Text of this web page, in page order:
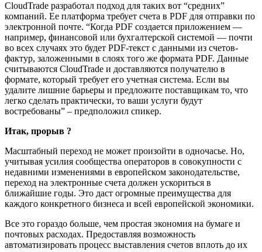
CloudTrade разработал подход для таких вот “средних”
компаний. Ее платформа требует счета в PDF для отправки по
электронной почте. “Когда PDF создается приложением —
например, финансовой или бухгалтерской системой — почти
во всех случаях это будет PDF-текст с данными из счетов-
фактур, заложенными в слоях того же формата PDF. Данные
считываются CloudTrade и доставляются получателю в
формате, который требует его учетная система. Если вы
удалите лишние барьеры и предложите поставщикам то, что
легко сделать практически, то ваши услуги будут
востребованы” – предположил спикер.
Итак, прорыв ?
Масштабный переход не может произойти в одночасье. Но,
учитывая усилия сообщества операторов в совокупности с
недавними изменениями в европейском законодательстве,
переход на электронные счета должен ускориться в
ближайшие годы. Это даст огромные преимущества для
каждого конкретного бизнеса и всей европейской экономики.
Все это гораздо больше, чем простая экономия на бумаге и
почтовых расходах. Предоставляя возможность
автоматизировать процесс выставления счетов вплоть до их